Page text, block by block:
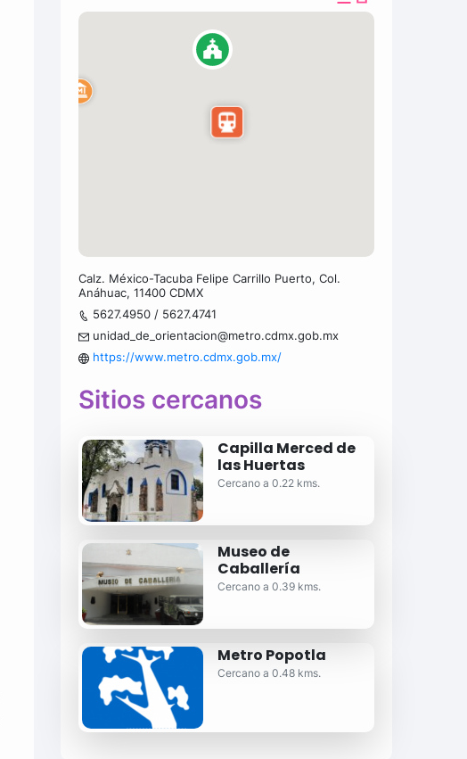
Calz. México-Tacuba Felipe Carrillo Puerto, Col.
Anáhuac, 11400 CDMX
5627.4950 / 5627.4741
unidad_de_orientacion@metro.cdmx.gob.mx
https://www.metro.cdmx.gob.mx/
Sitios cercanos
Capilla Merced de
las Huertas
Cercano a 0.22 kms.
Museo de
Caballería
Cercano a 0.39 kms.
Metro Popotla
Cercano a 0.48 kms.